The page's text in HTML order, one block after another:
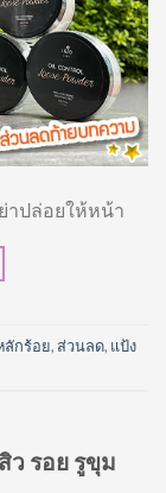
าปล่อยให้หน้า
ลักร้อย, ส่วนลด, แป้ง
ว รอย รูขุม